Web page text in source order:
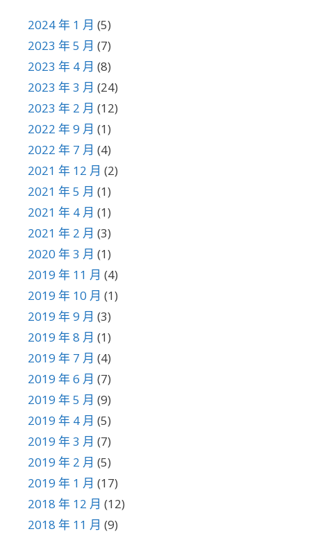
2024 年 1 月 (5)
2023 年 5 月 (7)
2023 年 4 月 (8)
2023 年 3 月 (24)
2023 年 2 月 (12)
2022 年 9 月 (1)
2022 年 7 月 (4)
2021 年 12 月 (2)
2021 年 5 月 (1)
2021 年 4 月 (1)
2021 年 2 月 (3)
2020 年 3 月 (1)
2019 年 11 月 (4)
2019 年 10 月 (1)
2019 年 9 月 (3)
2019 年 8 月 (1)
2019 年 7 月 (4)
2019 年 6 月 (7)
2019 年 5 月 (9)
2019 年 4 月 (5)
2019 年 3 月 (7)
2019 年 2 月 (5)
2019 年 1 月 (17)
2018 年 12 月 (12)
2018 年 11 月 (9)